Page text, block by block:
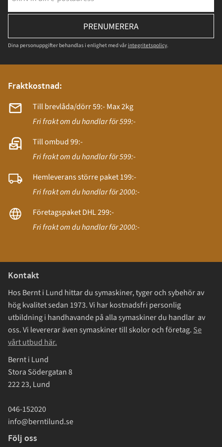
PRENUMERERA
Dina personuppgifter behandlas i enlighet med vår integritetspolicy.
Fraktkostnad:
Till brevlåda/dörr 59:- Max 2kg
Fri frakt om du handlar för 599:-
Till ombud 99:-
Fri frakt om du handlar för 599:-
Hemleverans större paket 199:-
Fri frakt om du handlar för 2000:-
Företagspaket DHL 299:-
Fri frakt om du handlar för 2000:-
Kontakt
Hos Bernt i Lund hittar du symaskiner, tyger och sybehör av
hög kvalitet sedan 1973. Vi har kostnadsfri personlig
utbildning i handhavande på alla symaskiner du handlar av
oss. Vi levererar även symaskiner till skolor och företag. Se
vårt utbud här.
Bernt i Lund
Stora Södergatan 8
222 23, Lund
046-152020
info@berntilund.se
Följ oss